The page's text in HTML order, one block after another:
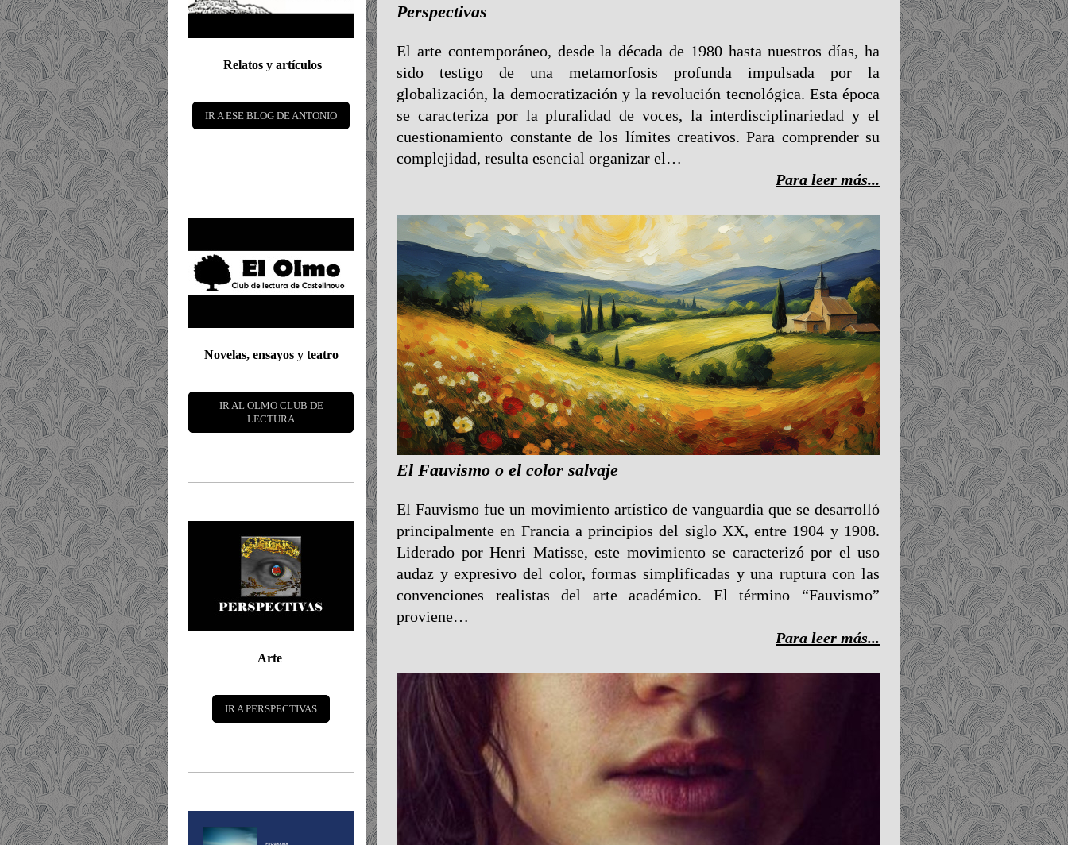
Perspectivas
El arte contemporáneo, desde la década de 1980 hasta nuestros días, ha
sido testigo de una metamorfosis profunda impulsada por la
globalización, la democratización y la revolución tecnológica. Esta época
se caracteriza por la pluralidad de voces, la interdisciplinariedad y el
cuestionamiento constante de los límites creativos. Para comprender su
complejidad, resulta esencial organizar el…
Para leer más...
El Fauvismo o el color salvaje
El Fauvismo fue un movimiento artístico de vanguardia que se desarrolló
principalmente en Francia a principios del siglo XX, entre 1904 y 1908.
Liderado por Henri Matisse, este movimiento se caracterizó por el uso
audaz y expresivo del color, formas simplificadas y una ruptura con las
convenciones realistas del arte académico. El término “Fauvismo”
proviene…
Para leer más...
Relatos y artículos
IR A ESE BLOG DE ANTONIO
Novelas, ensayos y teatro
IR AL OLMO CLUB DE
LECTURA
Arte
IR A PERSPECTIVAS